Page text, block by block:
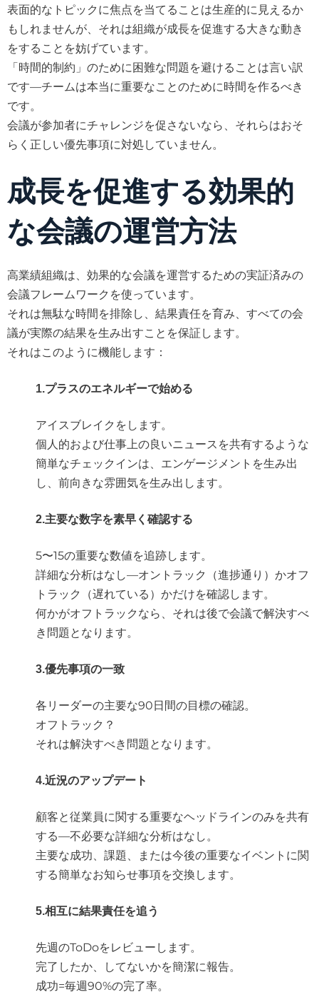
表面的なトピックに焦点を当てることは生産的に見えるか
もしれませんが、それは組織が成長を促進する大きな動き
をすることを妨げています。
「時間的制約」のために困難な問題を避けることは言い訳
です—チームは本当に重要なことのために時間を作るべき
です。
会議が参加者にチャレンジを促さないなら、それらはおそ
らく正しい優先事項に対処していません。
成長を促進する効果的
な会議の運営方法
高業績組織は、効果的な会議を運営するための実証済みの
会議フレームワークを使っています。
それは無駄な時間を排除し、結果責任を育み、すべての会
議が実際の結果を生み出すことを保証します。
それはこのように機能します：
1.プラスのエネルギーで始める
アイスブレイクをします。
個人的および仕事上の良いニュースを共有するような
簡単なチェックインは、エンゲージメントを生み出
し、前向きな雰囲気を生み出します。
2.主要な数字を素早く確認する
5〜15の重要な数値を追跡します。
詳細な分析はなし—オントラック（進捗通り）かオフ
トラック（遅れている）かだけを確認します。
何かがオフトラックなら、それは後で会議で解決すべ
き問題となります。
3.優先事項の一致
各リーダーの主要な90日間の目標の確認。
オフトラック？
それは解決すべき問題となります。
4.近況のアップデート
顧客と従業員に関する重要なヘッドラインのみを共有
する—不必要な詳細な分析はなし。
主要な成功、課題、または今後の重要なイベントに関
する簡単なお知らせ事項を交換します。
5.相互に結果責任を追う
先週のToDoをレビューします。
完了したか、してないかを簡潔に報告。
成功=毎週90%の完了率。